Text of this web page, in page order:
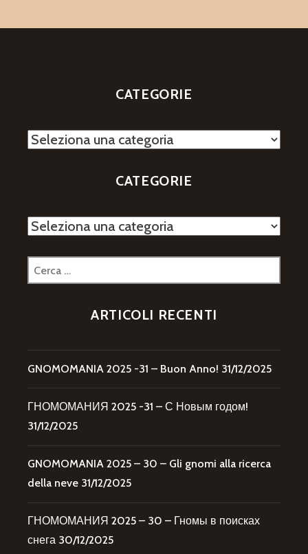
CATEGORIE
Categorie
CATEGORIE
Categorie
Ricerca
per:
ARTICOLI RECENTI
GNOMOMANIA 2025 -31 – Buon Anno! 31/12/2025
ГНОМОМАНИЯ 2025 -31 – С Новым годом!
31/12/2025
GNOMOMANIA 2025 – 30 – Gli gnomi alla ricerca
della neve 31/12/2025
ГНОМОМАНИЯ 2025 – 30 – Гномы в поисках
снега 30/12/2025